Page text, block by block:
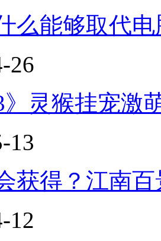
么能够取代电
26
》灵猴挂宠激
13
获得？江南百
12